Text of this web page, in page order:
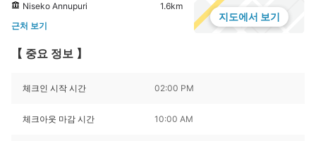
Niseko Annupuri
1.6km
근처 보기
지도에서 보기
【 중요 정보 】
체크인 시작 시간 02:00 PM
체크아웃 마감 시간 10:00 AM